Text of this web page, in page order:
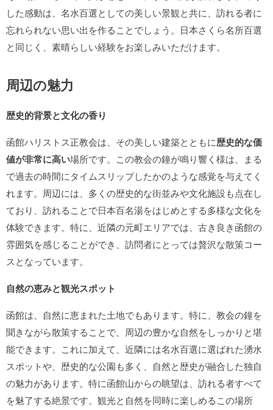
した感動は、名水百選としての美しい景観と共に、訪れる者に
忘れられない思い出を作ることでしょう。日本さくら名所百選
と同じく、素晴らしい経験をお楽しみいただけます。
周辺の魅力
歴史的背景と文化の香り
函館ハリストス正教会は、その美しい建築とともに歴史的な価
値が非常に高い場所です。この教会の鐘が鳴り響く様は、まる
で過去の時間にタイムスリップしたかのような感覚を与えてく
れます。周辺には、多くの歴史的な街並みや文化施設も点在し
ており、訪れることで日本百名湯をはじめとする多様な文化を
体験できます。特に、近隣の元町エリアでは、古き良き函館の
雰囲気を感じることができ、訪問者にとっては贅沢な散策コー
スとなっています。
自然の恵みと観光スポット
函館は、自然に恵まれた土地でもあります。特に、教会の鐘を
聞きながら散策することで、周辺の豊かな自然をしっかりと堪
能できます。これに加えて、近隣には名水百選に選ばれた湧水
スポットや、歴史的な公園も多く、自然と歴史が融合した独自
の魅力があります。特に函館山からの眺望は、訪れる者すべて
を魅了する絶景です。観光と自然を同時に楽しめるこの場所